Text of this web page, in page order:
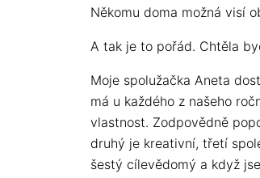
Někomu doma možná visí
A tak je to pořád. Chtěla
Moje spolužačka Aneta
má u každého z našeho
vlastnost. Zodpovědně
druhý je kreativní, třetí
šestý cílevědomý a když